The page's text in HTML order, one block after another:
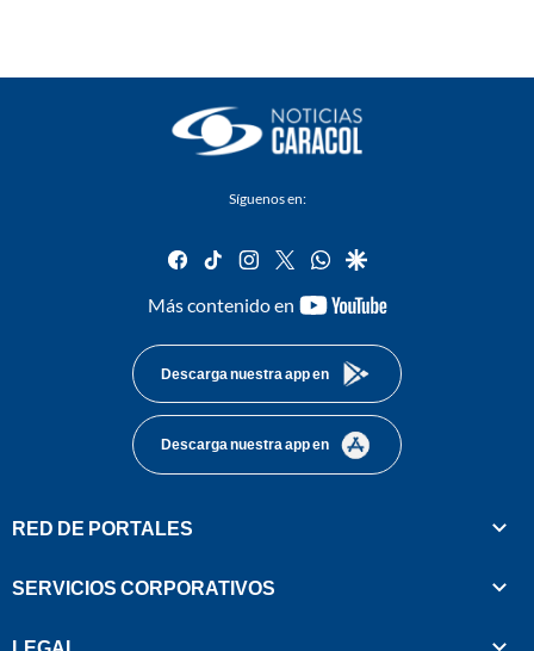
Síguenos en:
facebook
tiktok instagram
twitterwhatsapp
google
Más contenido en
youtube-
Descarga nuestra app en
Descarga nuestra app en
RED DE PORTALES
SERVICIOS CORPORATIVOS
LEGAL